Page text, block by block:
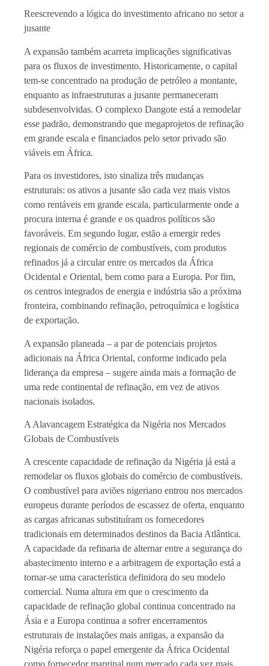
Reescrevendo a lógica do investimento africano no setor a
jusante
A expansão também acarreta implicações significativas
para os fluxos de investimento. Historicamente, o capital
tem-se concentrado na produção de petróleo a montante,
enquanto as infraestruturas a jusante permaneceram
subdesenvolvidas. O complexo Dangote está a remodelar
esse padrão, demonstrando que megaprojetos de refinação
em grande escala e financiados pelo setor privado são
viáveis em África.
Para os investidores, isto sinaliza três mudanças
estruturais: os ativos a jusante são cada vez mais vistos
como rentáveis em grande escala, particularmente onde a
procura interna é grande e os quadros políticos são
favoráveis. Em segundo lugar, estão a emergir redes
regionais de comércio de combustíveis, com produtos
refinados já a circular entre os mercados da África
Ocidental e Oriental, bem como para a Europa. Por fim,
os centros integrados de energia e indústria são a próxima
fronteira, combinando refinação, petroquímica e logística
de exportação.
A expansão planeada – a par de potenciais projetos
adicionais na África Oriental, conforme indicado pela
liderança da empresa – sugere ainda mais a formação de
uma rede continental de refinação, em vez de ativos
nacionais isolados.
A Alavancagem Estratégica da Nigéria nos Mercados
Globais de Combustíveis
A crescente capacidade de refinação da Nigéria já está a
remodelar os fluxos globais do comércio de combustíveis.
O combustível para aviões nigeriano entrou nos mercados
europeus durante períodos de escassez de oferta, enquanto
as cargas africanas substituíram os fornecedores
tradicionais em determinados destinos da Bacia Atlântica.
A capacidade da refinaria de alternar entre a segurança do
abastecimento interno e a arbitragem de exportação está a
tornar-se uma característica definidora do seu modelo
comercial. Numa altura em que o crescimento da
capacidade de refinação global continua concentrado na
Ásia e a Europa continua a sofrer encerramentos
estruturais de instalações mais antigas, a expansão da
Nigéria reforça o papel emergente da África Ocidental